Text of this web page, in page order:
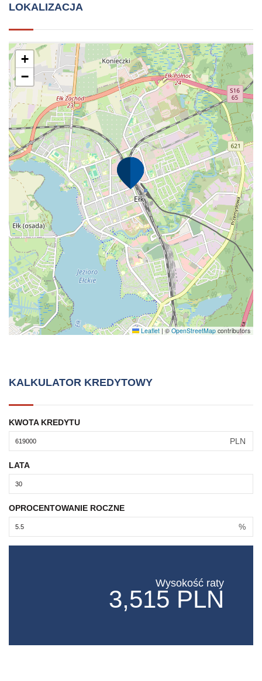
LOKALIZACJA
+
−
Leaflet | © OpenStreetMap contributors
KALKULATOR KREDYTOWY
KWOTA KREDYTU
PLN
LATA
OPROCENTOWANIE ROCZNE
%
Wysokość raty
3,515 PLN